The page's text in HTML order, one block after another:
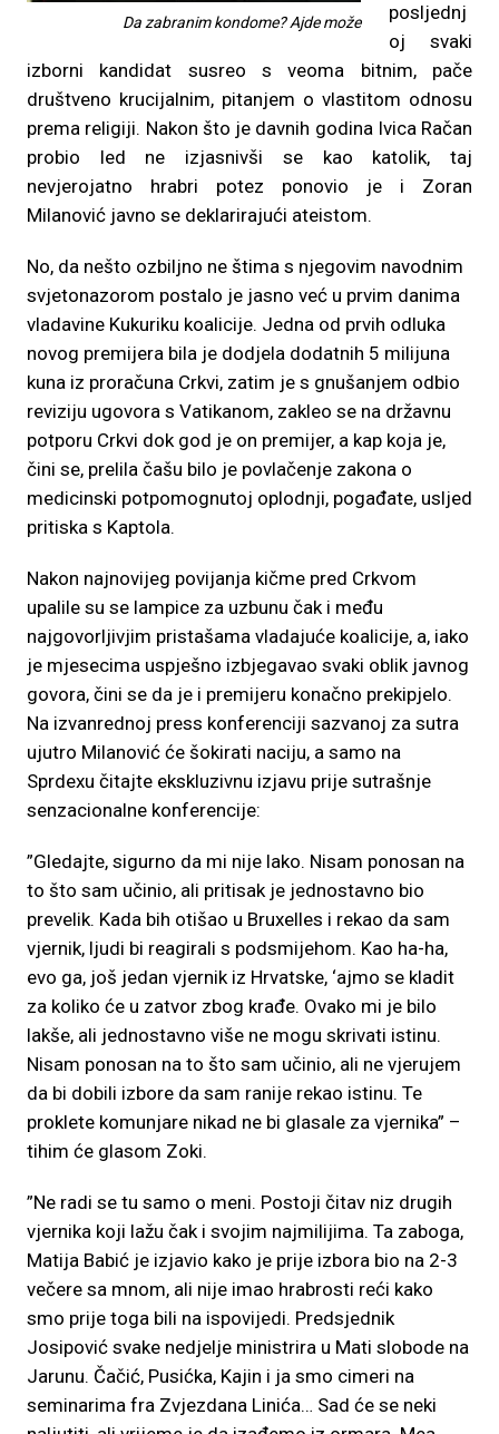
Da zabranim kondome? Ajde može
posljednj
oj svaki
izborni kandidat susreo s veoma bitnim, pače
društveno krucijalnim, pitanjem o vlastitom odnosu
prema religiji. Nakon što je davnih godina Ivica Račan
probio led ne izjasnivši se kao katolik, taj
nevjerojatno hrabri potez ponovio je i Zoran
Milanović javno se deklarirajući ateistom.
No, da nešto ozbiljno ne štima s njegovim navodnim
svjetonazorom postalo je jasno već u prvim danima
vladavine Kukuriku koalicije. Jedna od prvih odluka
novog premijera bila je dodjela dodatnih 5 milijuna
kuna iz proračuna Crkvi, zatim je s gnušanjem odbio
reviziju ugovora s Vatikanom, zakleo se na državnu
potporu Crkvi dok god je on premijer, a kap koja je,
čini se, prelila čašu bilo je povlačenje zakona o
medicinski potpomognutoj oplodnji, pogađate, usljed
pritiska s Kaptola.
Nakon najnovijeg povijanja kičme pred Crkvom
upalile su se lampice za uzbunu čak i među
najgovorljivjim pristašama vladajuće koalicije, a, iako
je mjesecima uspješno izbjegavao svaki oblik javnog
govora, čini se da je i premijeru konačno prekipjelo.
Na izvanrednoj press konferenciji sazvanoj za sutra
ujutro Milanović će šokirati naciju, a samo na
Sprdexu čitajte ekskluzivnu izjavu prije sutrašnje
senzacionalne konferencije:
”Gledajte, sigurno da mi nije lako. Nisam ponosan na
to što sam učinio, ali pritisak je jednostavno bio
prevelik. Kada bih otišao u Bruxelles i rekao da sam
vjernik, ljudi bi reagirali s podsmijehom. Kao ha-ha,
evo ga, još jedan vjernik iz Hrvatske, ‘ajmo se kladit
za koliko će u zatvor zbog krađe. Ovako mi je bilo
lakše, ali jednostavno više ne mogu skrivati istinu.
Nisam ponosan na to što sam učinio, ali ne vjerujem
da bi dobili izbore da sam ranije rekao istinu. Te
proklete komunjare nikad ne bi glasale za vjernika” –
tihim će glasom Zoki.
”Ne radi se tu samo o meni. Postoji čitav niz drugih
vjernika koji lažu čak i svojim najmilijima. Ta zaboga,
Matija Babić je izjavio kako je prije izbora bio na 2-3
večere sa mnom, ali nije imao hrabrosti reći kako
smo prije toga bili na ispovijedi. Predsjednik
Josipović svake nedjelje ministrira u Mati slobode na
Jarunu. Čačić, Pusićka, Kajin i ja smo cimeri na
seminarima fra Zvjezdana Linića… Sad će se neki